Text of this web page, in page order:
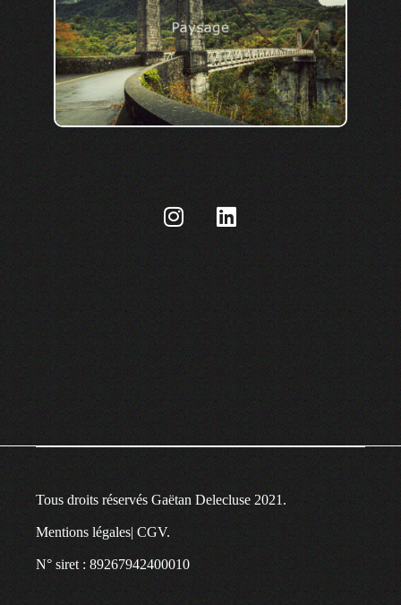
Tous droits réservés Gaëtan Delecluse 2021.
Mentions légales| CGV.
N° siret : 89267942400010